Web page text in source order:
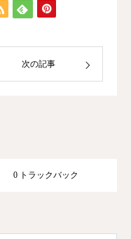
次の記事
0 トラックバック